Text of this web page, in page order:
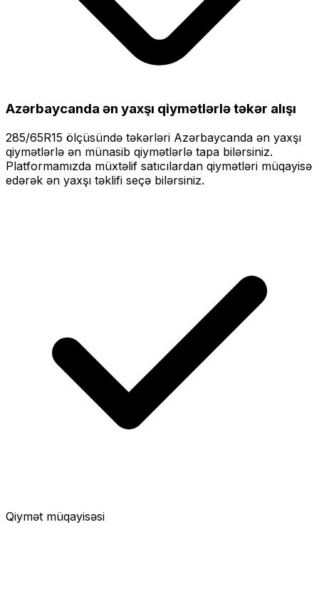
Azərbaycanda ən yaxşı qiymətlərlətəkər alışı
285/65R15 ölçüsündə təkərləri Azərbaycanda ən yaxşı
qiymətlərlə ən münasib qiymətlərlə tapa bilərsiniz.
Platformamızda müxtəlif satıcılardan qiymətləri müqayisə
edərək ən yaxşı təklifi seçə bilərsiniz.
Qiymət müqayisəsi